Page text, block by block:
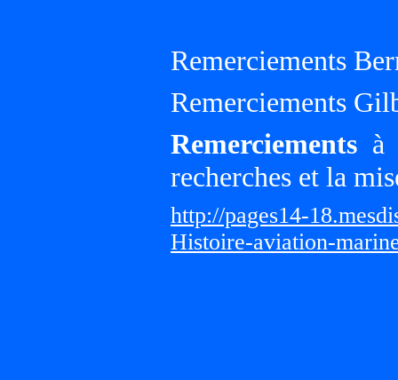
Remerciements
Remerciements
Remerciements à
recherches et la
http://pages14-
Histoire-aviation-